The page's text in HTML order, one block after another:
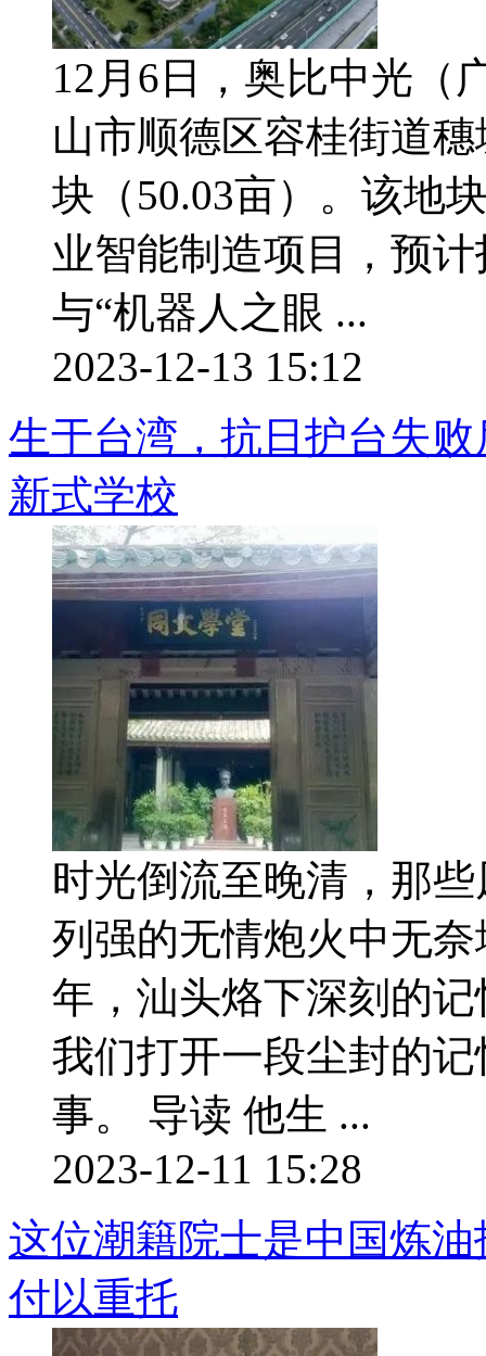
12月6日，奥比中光（
山市顺德区容桂街道
块（50.03亩）。该地
业智能制造项目，预
与“机器人之眼 ...
2023-12-13 15:12
生于台湾，抗日护台失
新式学校
时光倒流至晚清，那
列强的无情炮火中无
年，汕头烙下深刻的
我们打开一段尘封的
事。 导读 他生 ...
2023-12-11 15:28
这位潮籍院士是中国炼
付以重托